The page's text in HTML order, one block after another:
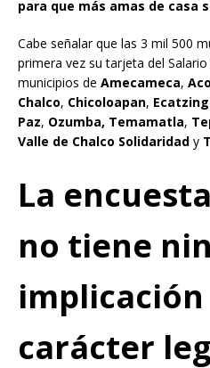
para que más amas de casa
Cabe señalar que las 3 mil 500
primera vez su tarjeta del
municipios de Amecameca,
Chalco, Chicoloapan,
Paz, Ozumba, Temamatla,
Valle de Chalco Solidaridad y
La
no tiene
implicación
carácter